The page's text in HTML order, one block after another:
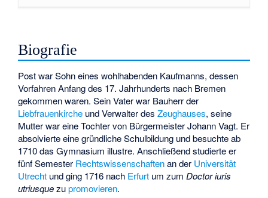
Biografie
Post war Sohn eines wohlhabenden Kaufmanns, dessen
Vorfahren Anfang des 17. Jahrhunderts nach Bremen
gekommen waren. Sein Vater war Bauherr der
Liebfrauenkirche und Verwalter desZeughauses, seine
Mutter war eine Tochter von BürgermeisterJohann Vagt. Er
absolvierte eine gründliche Schulbildung und besuchte ab
1710 dasGymnasium illustre. Anschließend studierte er
fünf Semester Rechtswissenschaftenan der Universität
Utrecht und ging 1716 nach Erfurt um zumDoctor iuris
utriusquezupromovieren.